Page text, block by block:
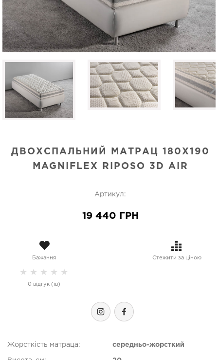
ДВОХСПАЛЬНИЙ МАТРАЦ 180Х190
MAGNIFLEX RIPOSO 3D AIR
Артикул:
19 440 ГРН
Бажання Стежити за ціною
★ ★ ★ ★ ★
0 відгук (ів)
Жорсткість матраца: середньо-жорсткий